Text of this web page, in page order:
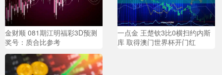
金财顺 081期江明福彩3D预测
奖号：质合比参考
一点金 王楚钦3比0横扫约内斯
库 取得澳门世界杯开门红